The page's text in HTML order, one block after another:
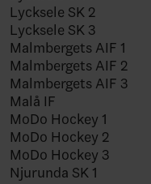
Lycksele SK 2
Lycksele SK 3
Malmbergets AIF 1
Malmbergets AIF 2
Malmbergets AIF 3
Malå IF
MoDo Hockey 1
MoDo Hockey 2
MoDo Hockey 3
Njurunda SK 1